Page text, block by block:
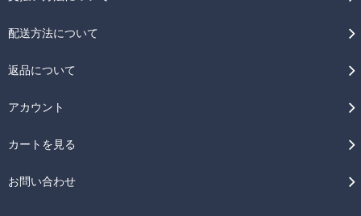
配送方法について
返品について
アカウント
カートを見る
お問い合わせ